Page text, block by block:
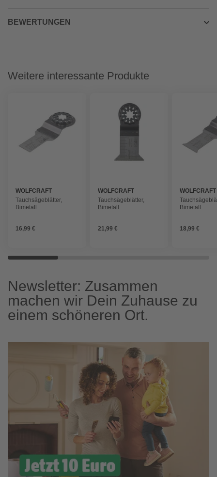
BEWERTUNGEN
Weitere interessante Produkte
WOLFCRAFT
Tauchsägeblätter,
Bimetall
16,99 €
WOLFCRAFT
Tauchsägeblätter,
Bimetall
21,99 €
WOLFCRAFT
Bimetall
18,99 €
Newsletter: Zusammen
machen wir Dein Zuhause zu
einem schöneren Ort.